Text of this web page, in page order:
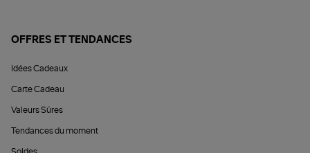
OFFRES ET TENDANCES
Idées Cadeaux
Carte Cadeau
Valeurs Sûres
Tendances du moment
Soldes